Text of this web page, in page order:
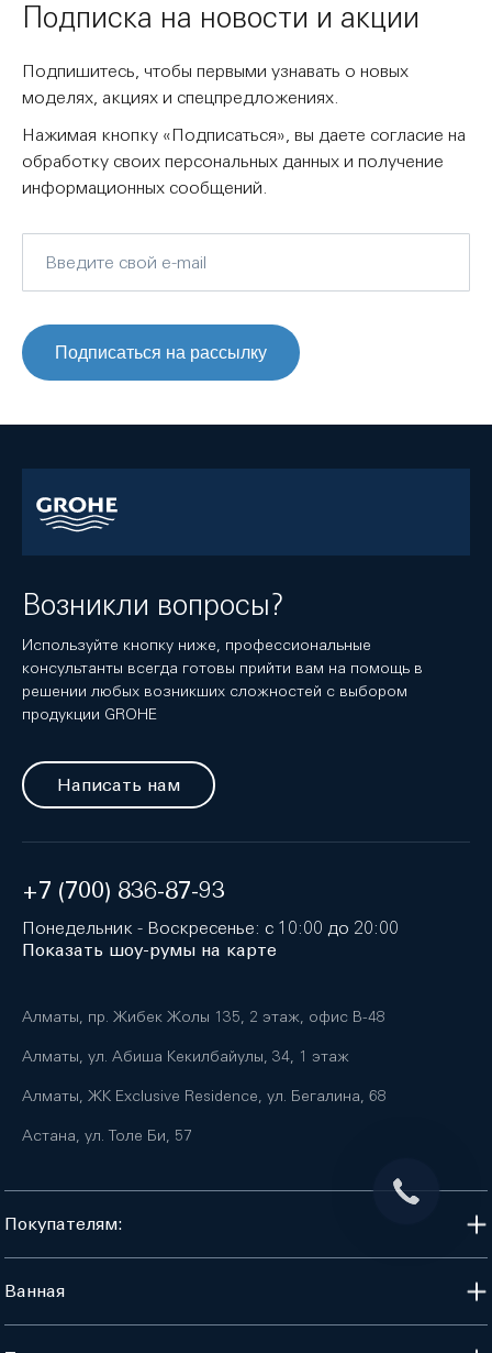
Подписка на новости и акции
Подпишитесь, чтобы первыми узнавать о новых
моделях, акциях и спецпредложениях.
Нажимая кнопку «Подписаться», вы даете согласие на
обработку своих персональных данных и получение
информационных сообщений.
Подписаться на рассылку
Возникли вопросы?
Используйте кнопку ниже, профессиональные
консультанты всегда готовы прийти вам на помощь в
решении любых возникших сложностей с выбором
продукции GROHE
Написать нам
+7 (700) 836-87-93
Понедельник - Воскресенье: с 10:00 до 20:00
Показать шоу-румы на карте
Алматы, пр. Жибек Жолы 135, 2 этаж, офис B-48
Алматы, ул. Абиша Кекилбайулы, 34, 1 этаж
Алматы, ЖК Exclusive Residence, ул. Бегалина, 68
Астана, ул. Толе Би, 57
Покупателям:
Ванная